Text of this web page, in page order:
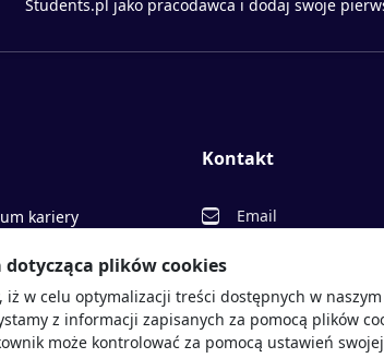
Students.pl jako pracodawca i dodaj swoje
kariery
Kontakt
Email
Twitter
LinkedIn
plików cookies
w celu optymalizacji treści dostępnych w
z informacji zapisanych za pomocą plików
może kontrolować za pomocą ustawień